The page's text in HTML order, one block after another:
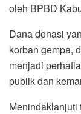
oleh BPBD
Dana donasi
korban gempa,
menjadi
publik dan
Menindaklanjuti